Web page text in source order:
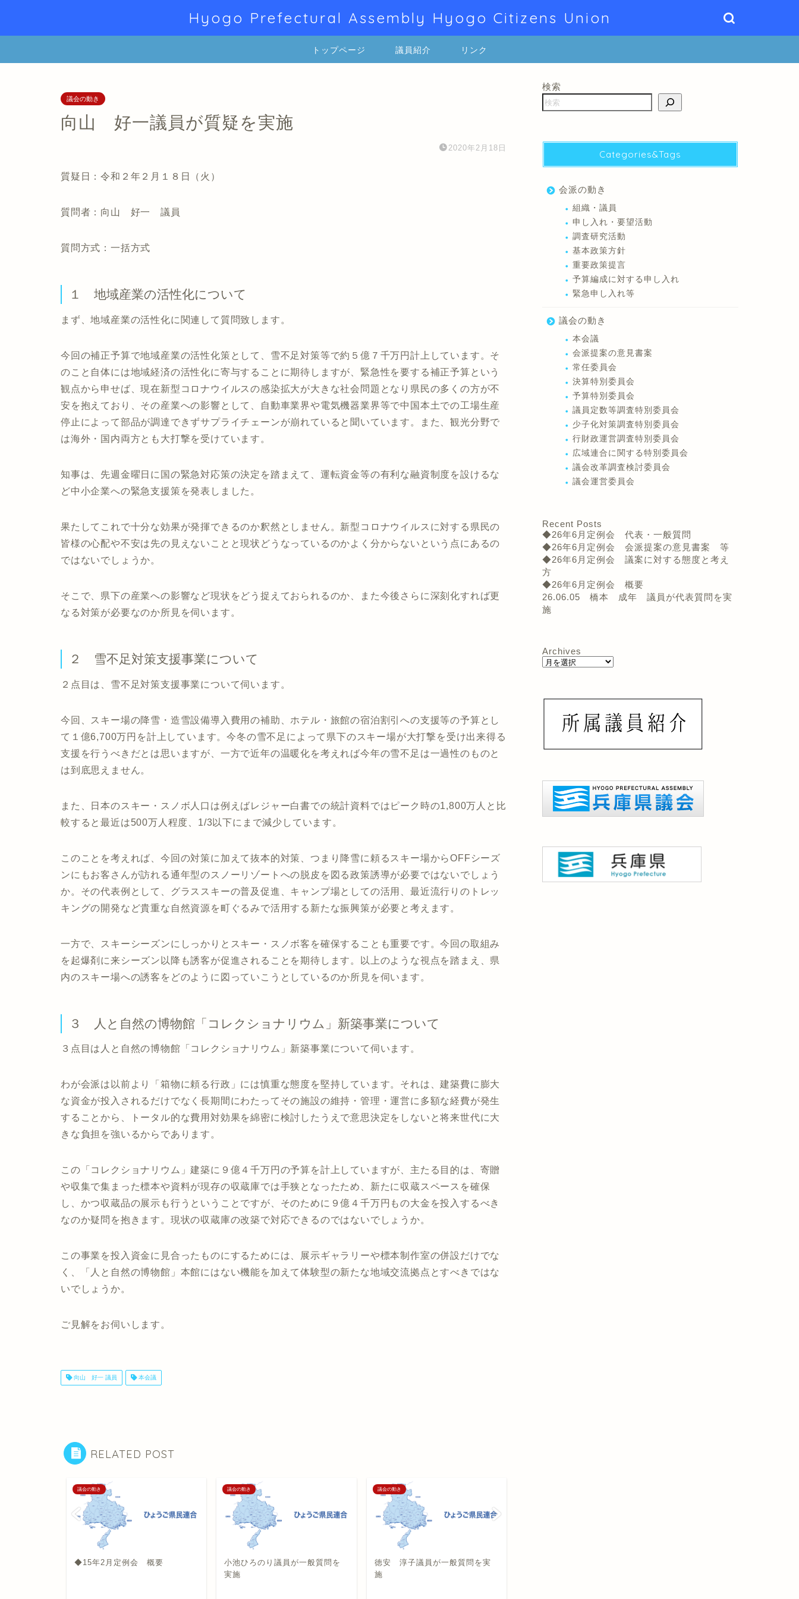
Hyogo Prefectural Assembly Hyogo Citizens Union
トップページ 議員紹介 リンク
議会の動き
向山 好一議員が質疑を実施
2020年2月18日
質疑日：令和２年２月１８日（火）
質問者：向山 好一 議員
質問方式：一括方式
１ 地域産業の活性化について
まず、地域産業の活性化に関連して質問致します。
今回の補正予算で地域産業の活性化策として、雪不足対策等で約５億７千万円計上しています。そ
のこと自体には地域経済の活性化に寄与することに期待しますが、緊急性を要する補正予算という
観点から申せば、現在新型コロナウイルスの感染拡大が大きな社会問題となり県民の多くの方が不
安を抱えており、その産業への影響として、自動車業界や電気機器業界等で中国本土での工場生産
停止によって部品が調達できずサプライチェーンが崩れていると聞いています。また、観光分野で
は海外・国内両方とも大打撃を受けています。
知事は、先週金曜日に国の緊急対応策の決定を踏まえて、運転資金等の有利な融資制度を設けるな
ど中小企業への緊急支援策を発表しました。
果たしてこれで十分な効果が発揮できるのか釈然としません。新型コロナウイルスに対する県民の
皆様の心配や不安は先の見えないことと現状どうなっているのかよく分からないという点にあるの
ではないでしょうか。
そこで、県下の産業への影響など現状をどう捉えておられるのか、また今後さらに深刻化すれば更
なる対策が必要なのか所見を伺います。
２ 雪不足対策支援事業について
２点目は、雪不足対策支援事業について伺います。
今回、スキー場の降雪・造雪設備導入費用の補助、ホテル・旅館の宿泊割引への支援等の予算とし
て１億6,700万円を計上しています。今冬の雪不足によって県下のスキー場が大打撃を受け出来得る
支援を行うべきだとは思いますが、一方で近年の温暖化を考えれば今年の雪不足は一過性のものと
は到底思えません。
また、日本のスキー・スノボ人口は例えばレジャー白書での統計資料ではピーク時の1,800万人と比
較すると最近は500万人程度、1/3以下にまで減少しています。
このことを考えれば、今回の対策に加えて抜本的対策、つまり降雪に頼るスキー場からOFFシーズ
ンにもお客さんが訪れる通年型のスノーリゾートへの脱皮を図る政策誘導が必要ではないでしょう
か。その代表例として、グラススキーの普及促進、キャンプ場としての活用、最近流行りのトレッ
キングの開発など貴重な自然資源を町ぐるみで活用する新たな振興策が必要と考えます。
一方で、スキーシーズンにしっかりとスキー・スノボ客を確保することも重要です。今回の取組み
を起爆剤に来シーズン以降も誘客が促進されることを期待します。以上のような視点を踏まえ、県
内のスキー場への誘客をどのように図っていこうとしているのか所見を伺います。
３ 人と自然の博物館「コレクショナリウム」新築事業について
３点目は人と自然の博物館「コレクショナリウム」新築事業について伺います。
わが会派は以前より「箱物に頼る行政」には慎重な態度を堅持しています。それは、建築費に膨大
な資金が投入されるだけでなく長期間にわたってその施設の維持・管理・運営に多額な経費が発生
することから、トータル的な費用対効果を綿密に検討したうえで意思決定をしないと将来世代に大
きな負担を強いるからであります。
この「コレクショナリウム」建築に９億４千万円の予算を計上していますが、主たる目的は、寄贈
や収集で集まった標本や資料が現存の収蔵庫では手狭となったため、新たに収蔵スペースを確保
し、かつ収蔵品の展示も行うということですが、そのために９億４千万円もの大金を投入するべき
なのか疑問を抱きます。現状の収蔵庫の改築で対応できるのではないでしょうか。
この事業を投入資金に見合ったものにするためには、展示ギャラリーや標本制作室の併設だけでな
く、「人と自然の博物館」本館にはない機能を加えて体験型の新たな地域交流拠点とすべきではな
いでしょうか。
ご見解をお伺いします。
向山 好一 議員 本会議
RELATED POST
議会の動き
◆15年2月定例会 概要
議会の動き
小池ひろのり議員が一般質問を
実施
議会の動き
徳安 淳子議員が一般質問を実
施
検索
Categories&Tags
会派の動き
組織・議員
申し入れ・要望活動
調査研究活動
基本政策方針
重要政策提言
予算編成に対する申し入れ
緊急申し入れ等
議会の動き
本会議
会派提案の意見書案
常任委員会
決算特別委員会
予算特別委員会
議員定数等調査特別委員会
少子化対策調査特別委員会
行財政運営調査特別委員会
広域連合に関する特別委員会
議会改革調査検討委員会
議会運営委員会
Recent Posts
◆26年6月定例会 代表・一般質問
◆26年6月定例会 会派提案の意見書案 等
◆26年6月定例会 議案に対する態度と考え
方
◆26年6月定例会 概要
26.06.05 橋本 成年 議員が代表質問を実
施
Archives